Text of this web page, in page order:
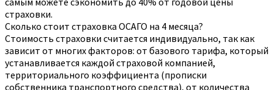
страховки.
Сколько стоит страховка ОСАГО на 4 месяца?
Стоимость страховки считается индивидуально, так как
зависит от многих факторов: от базового тарифа, который
устанавливается каждой страховой компанией,
территориального коэффициента (прописки
собственника транспортного средства), от количества